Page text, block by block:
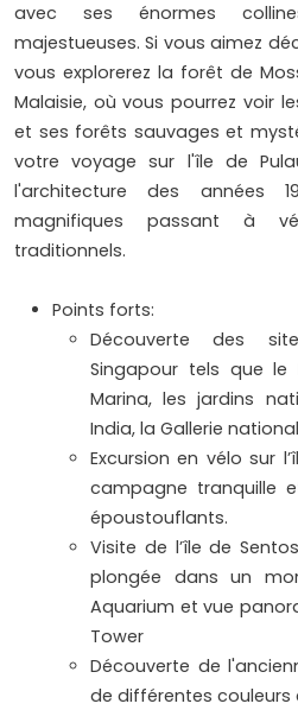
avec ses énormes
majestueuses. Si vous aimez
vous explorerez la forêt de
Malaisie, où vous pourrez voir
et ses forêts sauvages et
votre voyage sur l'île de
l'architecture des années
magnifiques passant à
traditionnels.
Points forts:
Découverte des
Singapour tels que le
Marina, les jardins
India, la Gallerie
Excursion en vélo sur
campagne tranquille
époustouflants.
Visite de l’île de
plongée dans un
Aquarium et vue
Tower
Découverte de
de différentes couleurs